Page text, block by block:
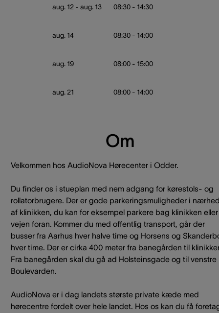
aug. 12 - aug. 13 08:30 - 14:30
aug. 14 08:30 - 14:00
aug. 19 08:00 - 15:00
aug. 21 08:00 - 14:00
Om
Velkommen hos AudioNova Hørecenter i Odder.
Du finder os i stueplan med nem adgang for kørestols- og
rollatorbrugere. Der er gode parkeringsmuligheder i
af klinikken, du kan for eksempel parkere bag klinikken
vejen foran. Kommer du med offentlig transport, går der
busser fra Aarhus hver halve time og Horsens og
hver time. Der er cirka 400 meter fra banegården til
Fra banegården skal du gå ad Holsteinsgade og til venstre
Boulevarden.
AudioNova er i dag landets største private kæde med
hørecentre fordelt over hele landet. Hos os kan du få